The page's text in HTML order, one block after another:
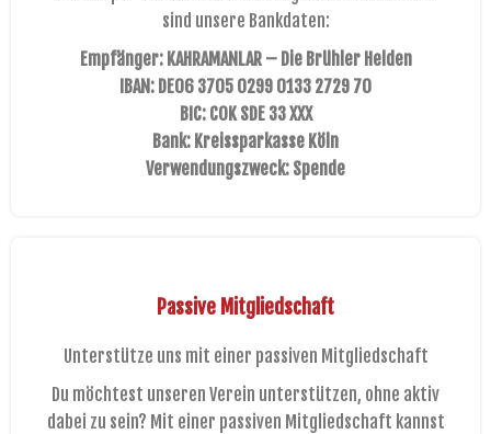
sind unsere Bankdaten:
Empfänger: KAHRAMANLAR – Die Brühler Helden
IBAN: DE06 3705 0299 0133 2729 70
BIC: COK SDE 33 XXX
Bank: Kreissparkasse Köln
Verwendungszweck: Spende
Passive Mitgliedschaft
Unterstütze uns mit einer passiven Mitgliedschaft
Du möchtest unseren Verein unterstützen, ohne aktiv
dabei zu sein? Mit einer passiven Mitgliedschaft kannst